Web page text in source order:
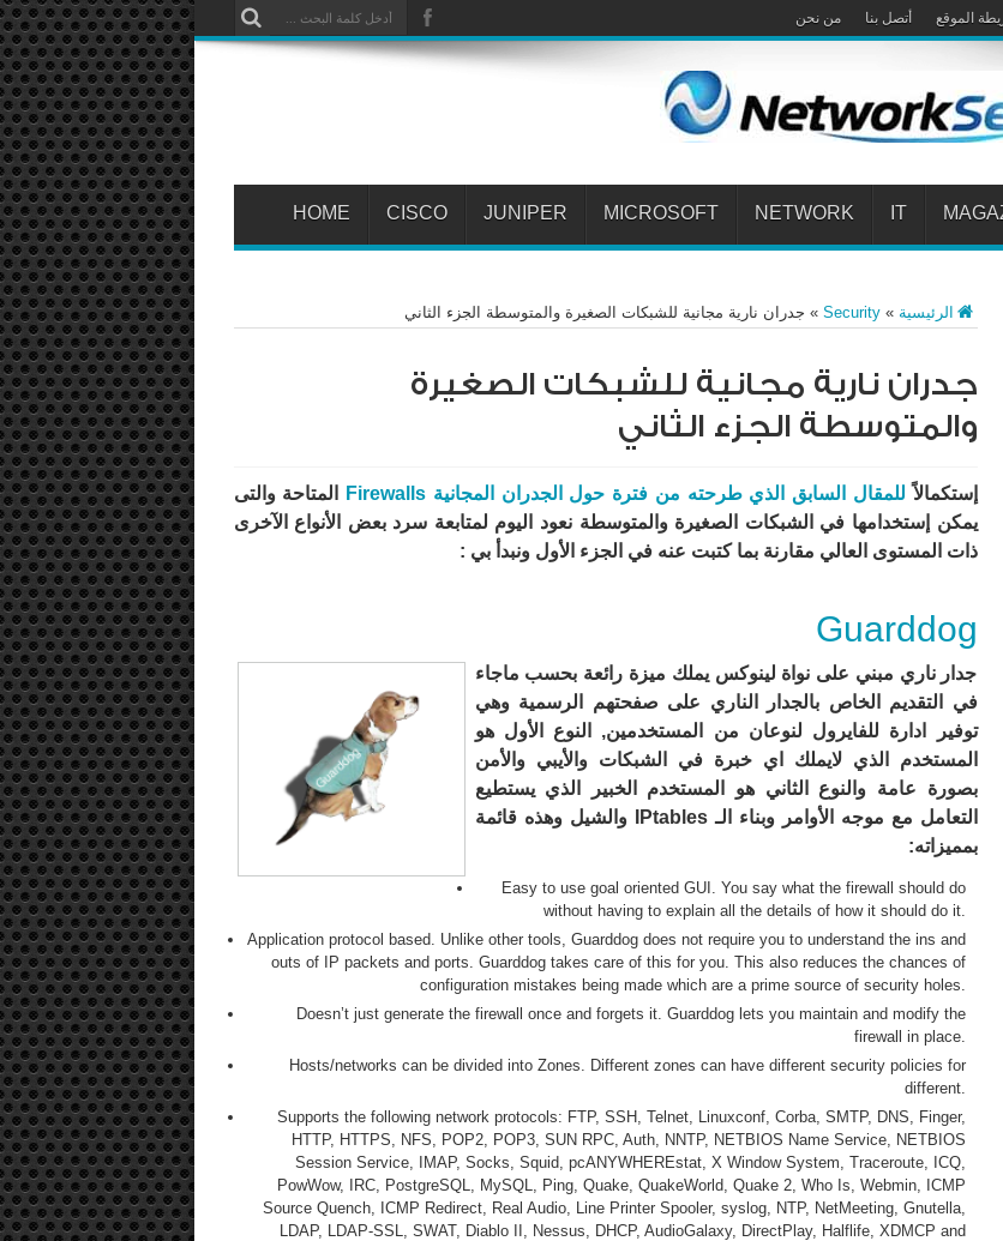
الموقع أتصل بنا من نحن
IT
NETWORK
MICROSOFT
JUNIPER
CISCO
HOME
الرئيسية »
Security
» جدران نارية مجانية للشبكات الصغيرة والمتوسطة الجزء الثاني
جدران نارية مجانية للشبكات الصغيرة
والمتوسطة الجزء الثاني
إستكمالاًللمقال السابق الذي طرحته من فترة حول الجدران المجانية Firewalls
المتاحة والتى
يمكن إستخدامها في الشبكات الصغيرة والمتوسطة نعود اليوم لمتابعة سرد بعض الأنواع الآخرى
ذات المستوى العالي مقارنة بما كتبت عنه في الجزء الأول ونبدأ بي :
Guarddog
جدار ناري مبني على نواة لينوكس يملك ميزة رائعة بحسب ماجاء
في التقديم الخاص بالجدار الناري على صفحتهم الرسمية وهي
توفير ادارة للفايرول لنوعان من المستخدمين, النوع الأول هو
المستخدم الذي لايملك اي خبرة في الشبكات والأيبي والأمن
بصورة عامة والنوع الثاني هو المستخدم الخبير الذي يستطيع
التعامل مع موجه الأوامر وبناء الـ IPtables والشيل وهذه قائمة
بمميزاته:
Easy to use goal oriented GUI. You say what the firewall should do
without having to explain all the details of how it should do it.
Application protocol based. Unlike other tools, Guarddog does not require you to understand the ins and
outs of IP packets and ports. Guarddog takes care of this for you. This also reduces the chances of
configuration mistakes being made which are a prime source of security holes.
Doesn’t just generate the firewall once and forgets it. Guarddog lets you maintain and modify the
firewall in place.
Hosts/networks can be divided into Zones. Different zones can have different security policies for
different.
Supports the following network protocols: FTP, SSH, Telnet, Linuxconf, Corba, SMTP, DNS, Finger,
HTTP, HTTPS, NFS, POP2, POP3, SUN RPC, Auth, NNTP, NETBIOS Name Service, NETBIOS
Session Service, IMAP, Socks, Squid, pcANYWHEREstat, X Window System, Traceroute, ICQ,
PowWow, IRC, PostgreSQL, MySQL, Ping, Quake, QuakeWorld, Quake 2, Who Is, Webmin, ICMP
Source Quench, ICMP Redirect, Real Audio, Line Printer Spooler, syslog, NTP, NetMeeting, Gnutella,
LDAP, LDAP-SSL, SWAT, Diablo II, Nessus, DHCP, AudioGalaxy, DirectPlay, Halflife, XDMCP and